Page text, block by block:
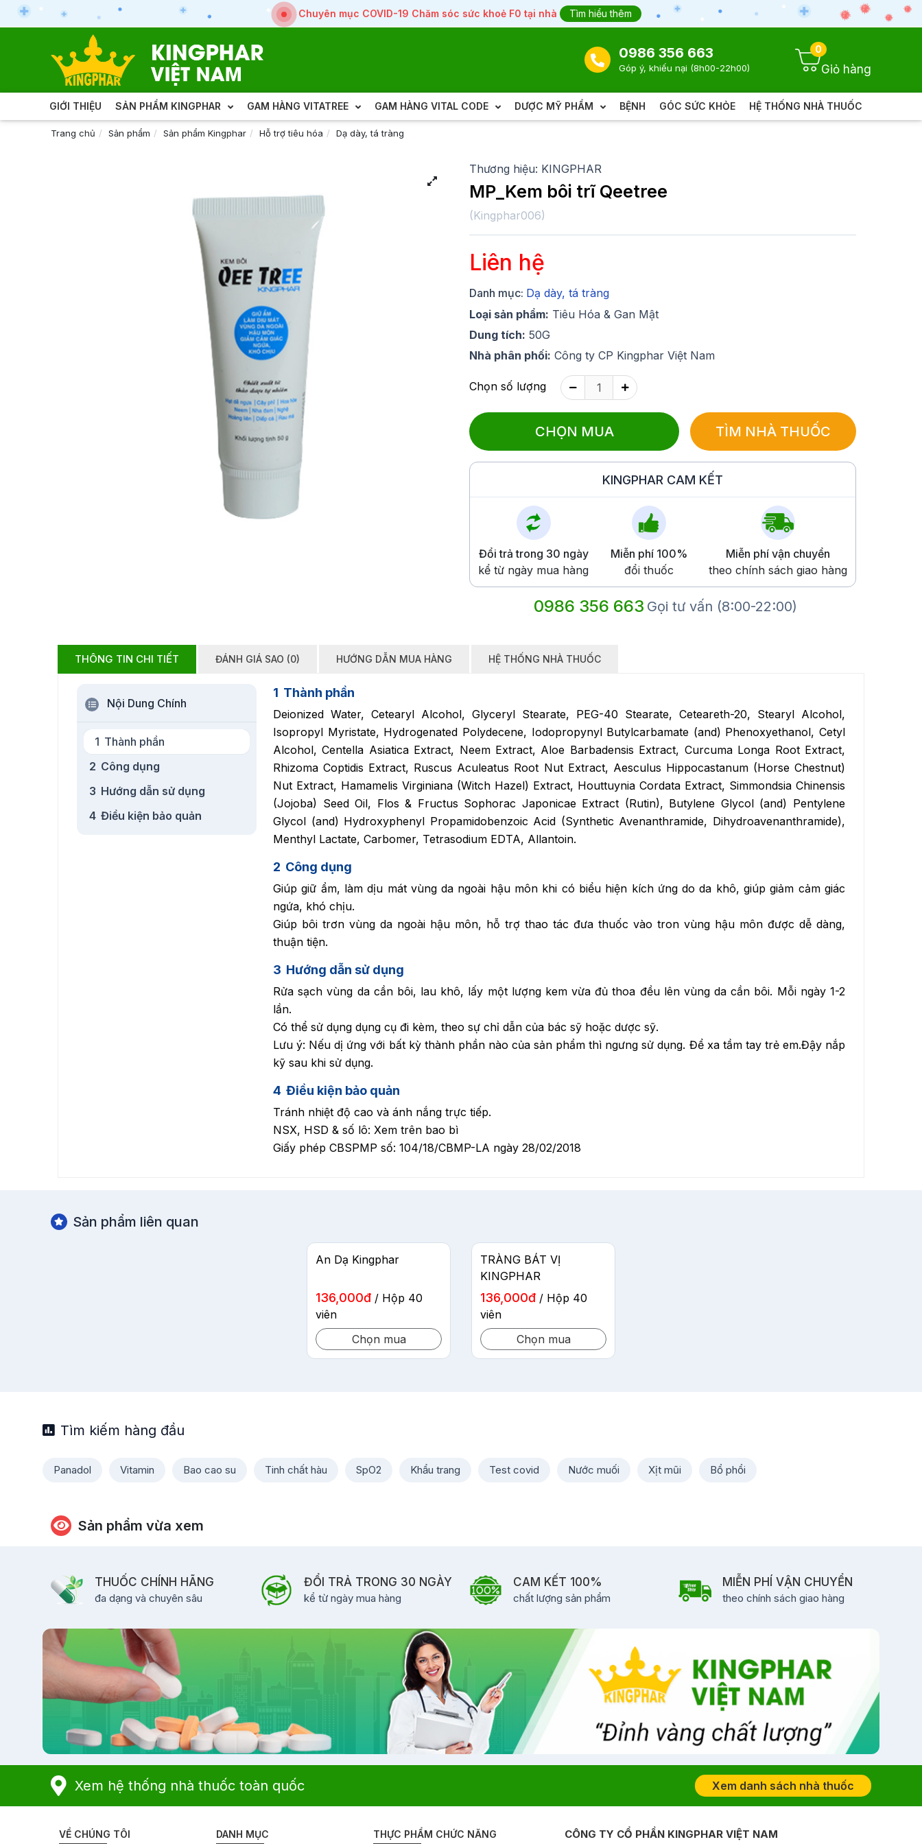
Chuyên mục COVID-19 Chăm sóc sức khoẻ F0 tại nhà Tìm hiểu thêm
Giỏ hàng
0
0986 356 663
Góp ý, khiếu nại (8h00-22h00)
GIỚI THIỆU SẢN PHẨM KINGPHAR GAM HÀNG VITATREE GAM HÀNG VITAL CODE DƯỢC MỸ PHẨM BỆNH GÓC SỨC KHỎE HỆ THỐNG NHÀ THUỐC
Trang chủ Sản phẩm Sản phẩm Kingphar Hỗ trợ tiêu hóa Dạ dày, tá tràng
Thương hiệu: KINGPHAR
MP_Kem bôi trĩ Qeetree
(Kingphar006)
Liên hệ
Danh mục: Dạ dày, tá tràng
Loại sản phẩm: Tiêu Hóa & Gan Mật
Dung tích: 50G
Nhà phân phối: Công ty CP Kingphar Việt Nam
Chọn số lượng
CHỌN MUA TÌM NHÀ THUỐC
KINGPHAR CAM KẾT
Đổi trả trong 30 ngày
kể từ ngày mua hàng
Miễn phí 100%
đổi thuốc
Miễn phí vận chuyển
theo chính sách giao hàng
0986 356 663 Gọi tư vấn (8:00-22:00)
THÔNG TIN CHI TIẾT ĐÁNH GIÁ SAO (0) HƯỚNG DẪN MUA HÀNG HỆ THỐNG NHÀ THUỐC
Nội Dung Chính
1 Thành phần
2 Công dụng
3 Hướng dẫn sử dụng
4 Điều kiện bảo quản
1 Thành phần
Deionized Water, Cetearyl Alcohol, Glyceryl Stearate, PEG-40 Stearate, Ceteareth-20, Stearyl Alcohol,
Isopropyl Myristate, Hydrogenated Polydecene, Iodopropynyl Butylcarbamate (and) Phenoxyethanol, Cetyl
Alcohol, Centella Asiatica Extract, Neem Extract, Aloe Barbadensis Extract, Curcuma Longa Root Extract,
Rhizoma Coptidis Extract, Ruscus Aculeatus Root Nut Extract, Aesculus Hippocastanum (Horse Chestnut)
Nut Extract, Hamamelis Virginiana (Witch Hazel) Extract, Houttuynia Cordata Extract, Simmondsia Chinensis
(Jojoba) Seed Oil, Flos & Fructus Sophorac Japonicae Extract (Rutin), Butylene Glycol (and) Pentylene
Glycol (and) Hydroxyphenyl Propamidobenzoic Acid (Synthetic Avenanthramide, Dihydroavenanthramide),
Menthyl Lactate, Carbomer, Tetrasodium EDTA, Allantoin.
2 Công dụng
Giúp giữ ẩm, làm dịu mát vùng da ngoài hậu môn khi có biểu hiện kích ứng do da khô, giúp giảm cảm giác
ngứa, khó chịu.
Giúp bôi trơn vùng da ngoài hậu môn, hỗ trợ thao tác đưa thuốc vào tron vùng hậu môn được dễ dàng,
thuận tiện.
3 Hướng dẫn sử dụng
Rửa sạch vùng da cần bôi, lau khô, lấy một lượng kem vừa đủ thoa đều lên vùng da cần bôi. Mỗi ngày 1-2
lần.
Có thể sử dụng dụng cụ đi kèm, theo sự chỉ dẫn của bác sỹ hoặc dược sỹ.
Lưu ý: Nếu dị ứng với bất kỳ thành phần nào của sản phẩm thì ngưng sử dụng. Để xa tầm tay trẻ em.Đậy nắp
kỹ sau khi sử dụng.
4 Điều kiện bảo quản
Tránh nhiệt độ cao và ánh nắng trực tiếp.
NSX, HSD & số lô: Xem trên bao bì
Giấy phép CBSPMP số: 104/18/CBMP-LA ngày 28/02/2018
Sản phẩm liên quan
An Dạ Kingphar
136,000đ / Hộp 40
viên
Chọn mua
TRÀNG BÁT VỊ
KINGPHAR
136,000đ / Hộp 40
viên
Chọn mua
Tìm kiếm hàng đầu
Panadol Vitamin Bao cao su Tinh chất hàu SpO2 Khẩu trang Test covid Nước muối Xịt mũi Bổ phổi
Sản phẩm vừa xem
THUỐC CHÍNH HÃNG
đa dạng và chuyên sâu
ĐỔI TRẢ TRONG 30 NGÀY
kể từ ngày mua hàng
CAM KẾT 100%
chất lượng sản phẩm
MIỄN PHÍ VẬN CHUYỂN
theo chính sách giao hàng
Xem hệ thống nhà thuốc toàn quốc Xem danh sách nhà thuốc
VỀ CHÚNG TÔI DANH MỤC THỰC PHẨM CHỨC NĂNG
CÔNG TY CỔ PHẦN KINGPHAR VIỆT NAM